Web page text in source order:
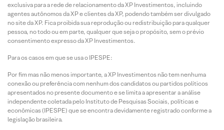
exclusiva para a rede de relacionamento da XP Investimentos, incluindo
agentes autônomos da XP e clientes da XP, podendo também ser divulgado
no site da XP. Fica proibida sua reprodução ou redistribuição para qualquer
pessoa, no todo ou em parte, qualquer que seja o propósito, sem o prévio
consentimento expresso da XP Investimentos.
Para os casos em que se usa o IPESPE:
Por fim mas não menos importante, a XP Investimentos não tem nenhuma
conexão ou preferência com nenhum dos candidatos ou partidos políticos
apresentados no presente documento e se limita a apresentar a análise
independente coletada pelo Instituto de Pesquisas Sociais, políticas e
econômicas (IPESPE) que se encontra devidamente registrado conforme a
legislação brasileira.